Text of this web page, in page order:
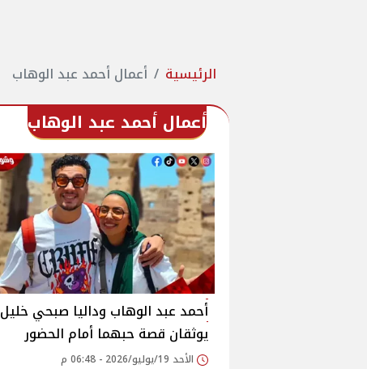
الرئيسية أعمال أحمد عبد الوهاب
أعمال أحمد عبد الوهاب
أحمد عبد الوهاب وداليا صبحي خليل
يوثقان قصة حبهما أمام الحضور
الأحد 19/يوليو/2026 - 06:48 م